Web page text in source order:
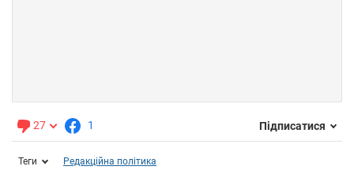
27 1 Підписатися
Теги Редакційна політика